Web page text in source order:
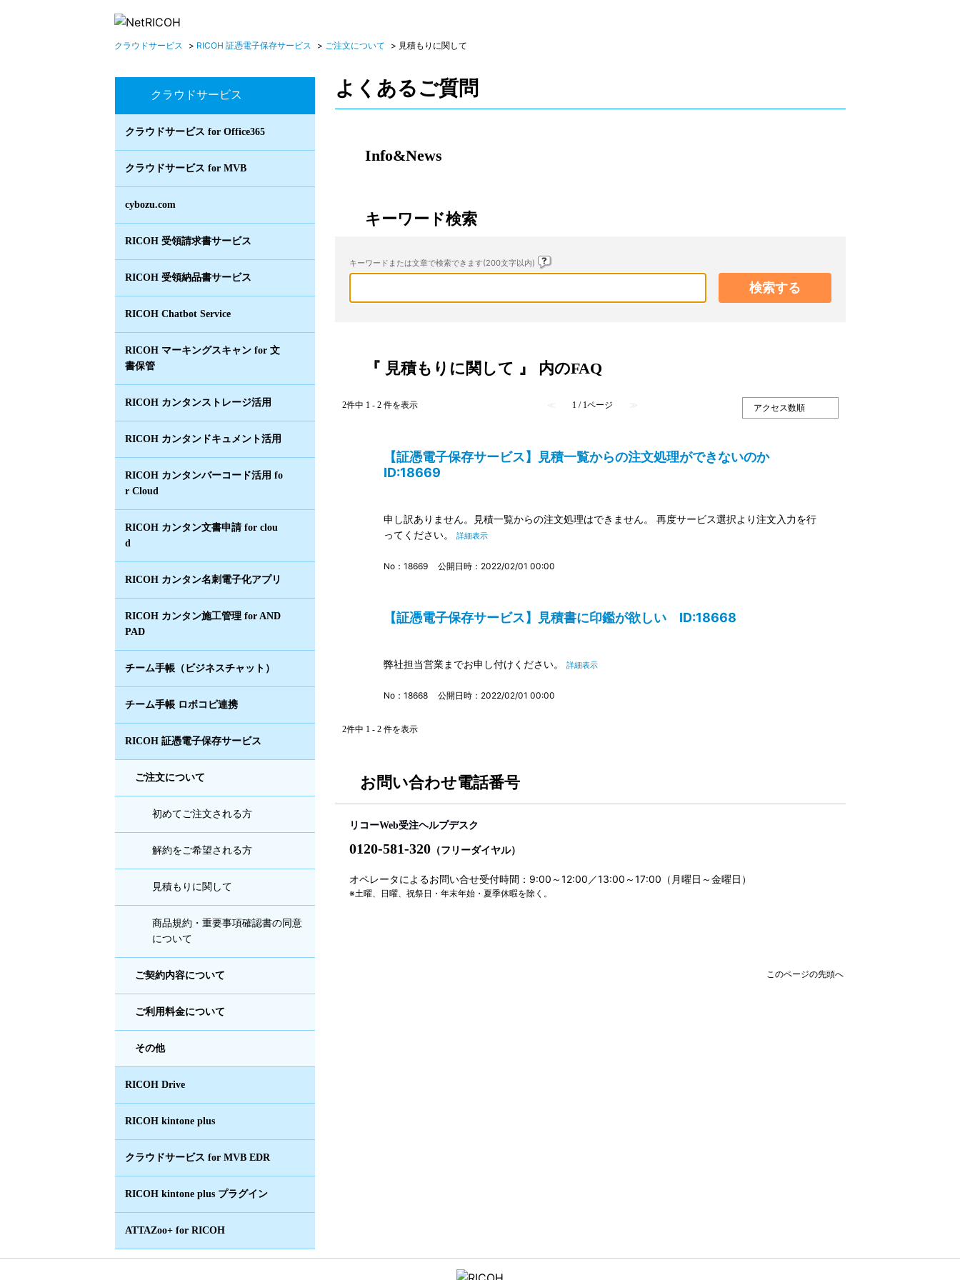
クラウドサービス > RICOH 証憑電子保存サービス > ご注文について > 見積もりに関して
クラウドサービス
クラウドサービス for Office365
クラウドサービス for MVB
cybozu.com
RICOH 受領請求書サービス
RICOH 受領納品書サービス
RICOH Chatbot Service
RICOH マーキングスキャン for 文
書保管
RICOH カンタンストレージ活用
RICOH カンタンドキュメント活用
RICOH カンタンバーコード活用 fo
r Cloud
RICOH カンタン文書申請 for clou
d
RICOH カンタン名刺電子化アプリ
RICOH カンタン施工管理 for AND
PAD
チーム手帳（ビジネスチャット）
チーム手帳 ロボコピ連携
RICOH 証憑電子保存サービス
ご注文について
初めてご注文される方
解約をご希望される方
見積もりに関して
商品規約・重要事項確認書の同意
について
ご契約内容について
ご利用料金について
その他
RICOH Drive
RICOH kintone plus
クラウドサービス for MVB EDR
RICOH kintone plus プラグイン
ATTAZoo+ for RICOH
よくあるご質問
Info&News
キーワード検索
キーワードまたは文章で検索できます(200文字以内)
『 見積もりに関して 』 内のFAQ
2件中 1 - 2 件を表示 ≪ 1 / 1ページ ≫
【証憑電子保存サービス】見積一覧からの注文処理ができないのか
ID:18669
申し訳ありません。見積一覧からの注文処理はできません。 再度サービス選択より注文入力を行
ってください。
詳細表示
No：18669 公開日時：2022/02/01 00:00
【証憑電子保存サービス】見積書に印鑑が欲しい ID:18668
弊社担当営業までお申し付けください。 詳細表示
No：18668 公開日時：2022/02/01 00:00
2件中 1 - 2 件を表示
お問い合わせ電話番号
リコーWeb受注ヘルプデスク
0120-581-320 （フリーダイヤル）
オペレータによるお問い合せ受付時間：9:00～12:00／13:00～17:00（月曜日～金曜日）
※土曜、日曜、祝祭日・年末年始・夏季休暇を除く。
このページの先頭へ